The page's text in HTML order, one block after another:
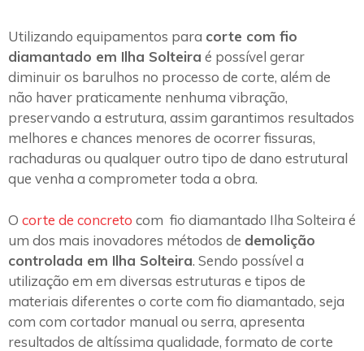
Utilizando equipamentos para corte com fio
diamantado em Ilha Solteira é possível gerar
diminuir os barulhos no processo de corte, além de
não haver praticamente nenhuma vibração,
preservando a estrutura, assim garantimos resultados
melhores e chances menores de ocorrer fissuras,
rachaduras ou qualquer outro tipo de dano estrutural
que venha a comprometer toda a obra.
O corte de concreto com fio diamantado Ilha Solteira é
um dos mais inovadores métodos de demolição
controlada em Ilha Solteira. Sendo possível a
utilização em em diversas estruturas e tipos de
materiais diferentes o corte com fio diamantado, seja
com com cortador manual ou serra, apresenta
resultados de altíssima qualidade, formato de corte